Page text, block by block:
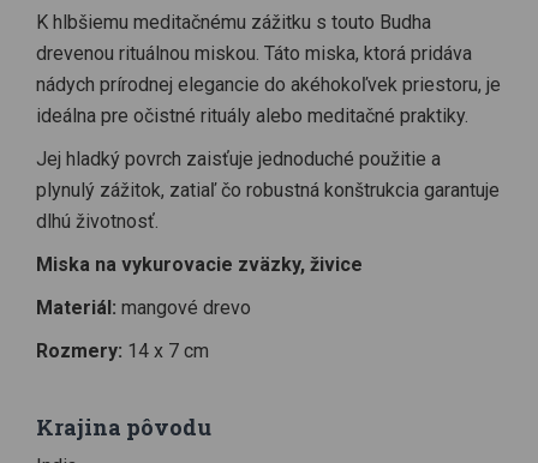
K hlbšiemu meditačnému zážitku s touto Budha
drevenou rituálnou miskou. Táto miska, ktorá pridáva
nádych prírodnej elegancie do akéhokoľvek priestoru, je
ideálna pre očistné rituály alebo meditačné praktiky.
Jej hladký povrch zaisťuje jednoduché použitie a
plynulý zážitok, zatiaľ čo robustná konštrukcia garantuje
dlhú životnosť.
Miska na vykurovacie zväzky, živice
Materiál: mangové drevo
Rozmery: 14 x 7 cm
Krajina pôvodu